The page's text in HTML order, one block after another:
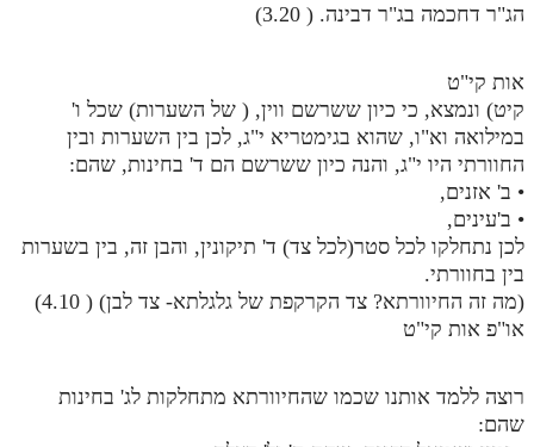
הג"ר דחכמה בג"ר דבינה. ( 3.20)
אות קי"ט
קיט) ונמצא, כי כיון ששרשם ווין, ( של השערות) שכל ו'
במילואה וא"ו, שהוא בגימטריא י"ג, לכן בין השערות ובין
החוורתי היו י"ג, והנה כיון ששרשם הם ד' בחינות, שהם:
• ב' אזנים,
• ב'עינים,
לכן נתחלקו לכל סטר(לכל צד) ד' תיקונין, והבן זה, בין בשערות
בין בחוורתי.
(מה זה החיוורתא? צד הקרקפת של גלגלתא- צד לבן) ( 4.10)
או"פ אות קי"ט
רוצה ללמד אותנו שכמו שהחיוורתא מתחלקות לג' בחינות
שהם: